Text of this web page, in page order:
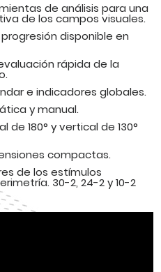
de análisis para una
de los campos visuales.
disponible en
rápida de la
e indicadores globales.
y manual.
180° y vertical de 130°
compactas.
de los estímulos
30-2, 24-2 y 10-2